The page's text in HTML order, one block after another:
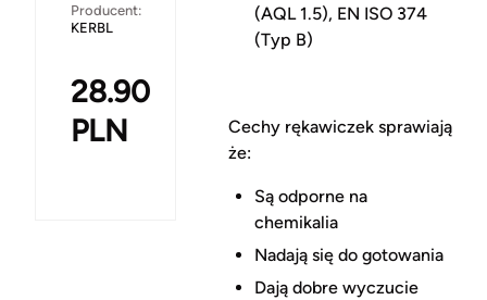
Producent:
KERBL
28.90
PLN
(AQL 1.5), EN ISO 374
(Typ B)
Cechy rękawiczek sprawiają
że:
Są odporne na
chemikalia
Nadają się do gotowania
Dają dobre wyczucie